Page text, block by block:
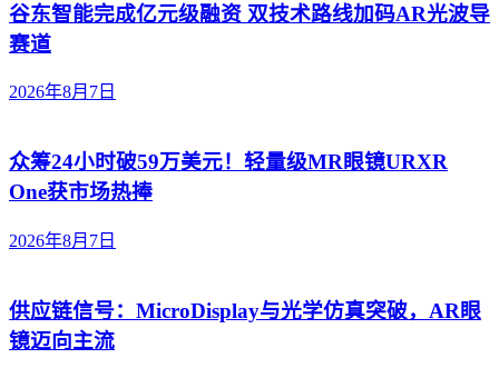
谷东智能完成亿元级融资 双技术路线加码AR光波导
赛道
2026年8月7日
众筹24小时破59万美元！轻量级MR眼镜URXR
One获市场热捧
2026年8月7日
供应链信号：MicroDisplay与光学仿真突破，AR眼
镜迈向主流